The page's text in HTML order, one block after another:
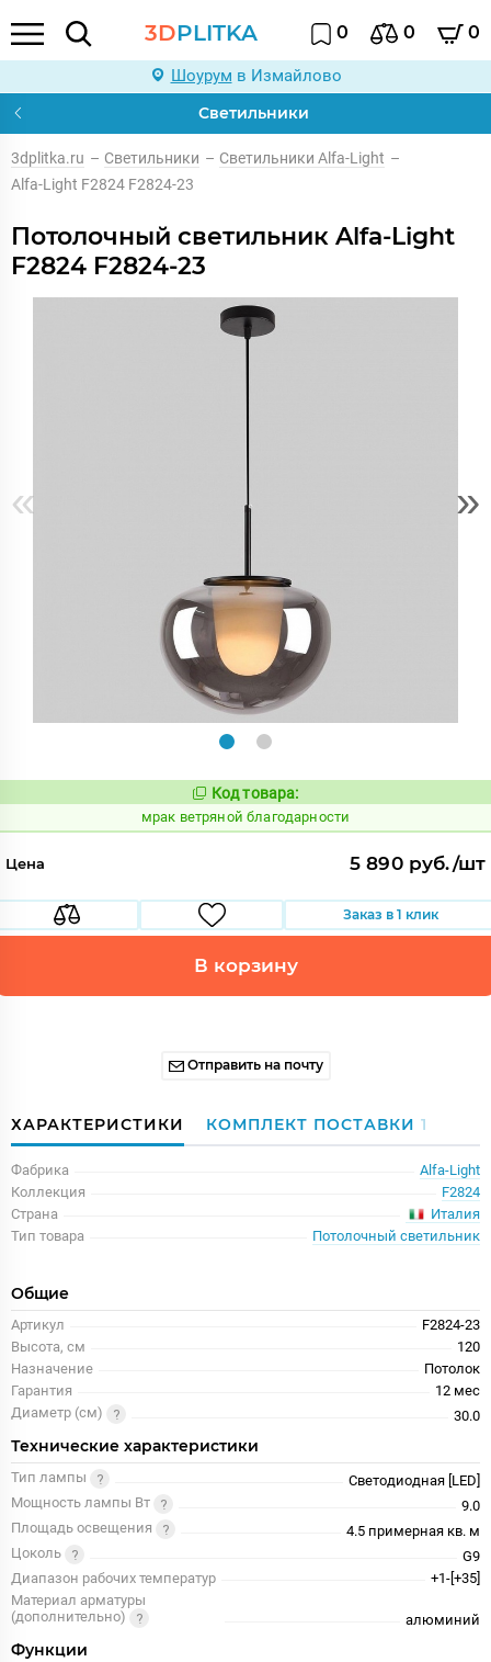
3DPLITKA 0 0 0
Шоурум в Измайлово
Светильники
3dplitka.ru – Светильники – Светильники Alfa-Light –
Alfa-Light F2824 F2824-23
Потолочный светильник Alfa-Light
F2824 F2824-23
« »
Код:
1048253
Код товара:
мрак ветряной благодарности
Цена 5 890 руб./шт
Заказ в 1 клик
В корзину
Отправить на почту
ХАРАКТЕРИСТИКИ КОМПЛЕКТ ПОСТАВКИ 1
Фабрика
Alfa-Light
Коллекция
F2824
Страна
Италия
Тип товара
Потолочный светильник
Общие
Артикул
F2824-23
Высота, см
120
Назначение
Потолок
Гарантия
12 меc
Диаметр (см)
30.0
Технические характеристики
Тип лампы
Светодиодная [LED]
Мощность лампы Вт
9.0
Площадь освещения
4.5 примерная кв. м
Цоколь
G9
Диапазон рабочих температур
+1-[+35]
Материал арматуры
(дополнительно)
алюминий
Функции